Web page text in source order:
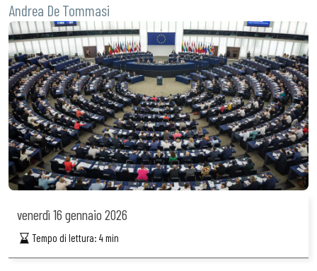
Andrea De Tommasi
venerdì 16 gennaio 2026
Tempo di lettura:4min